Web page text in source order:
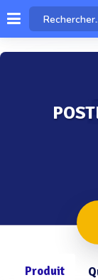
Produit